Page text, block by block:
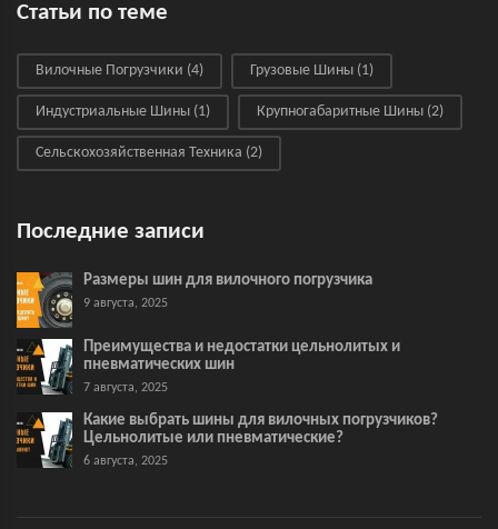
Статьи по теме
Вилочные Погрузчики (4) Грузовые Шины (1)
Индустриальные Шины (1) Крупногабаритные Шины (2)
Сельскохозяйственная Техника (2)
Последние записи
Размеры шин для вилочного погрузчика
9 августа, 2025
Преимущества и недостатки цельнолитых и
пневматических шин
7 августа, 2025
Какие выбрать шины для вилочных погрузчиков?
Цельнолитые или пневматические?
6 августа, 2025